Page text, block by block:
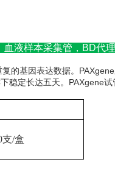
液样本采集管，BD代
的基因表达数据。 PAXgene
下稳定长达五天。 PAXgene试
支/盒